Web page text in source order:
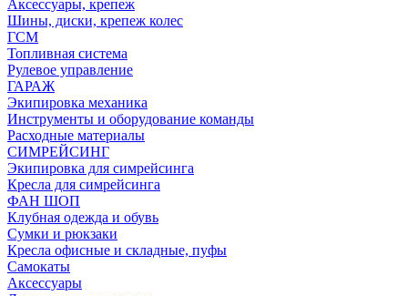
Аксессуары, крепеж
Шины, диски, крепеж колес
ГСМ
Топливная система
Рулевое управление
ГАРАЖ
Экипировка механика
Инструменты и оборудование команды
Расходные материалы
СИМРЕЙСИНГ
Экипировка для симрейсинга
Кресла для симрейсинга
ФАН ШОП
Клубная одежда и обувь
Сумки и рюкзаки
Кресла офисные и складные, пуфы
Самокаты
Аксессуары